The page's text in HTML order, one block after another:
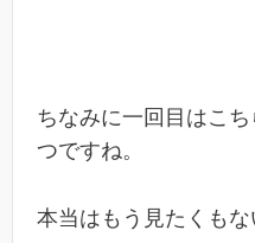
ちなみに一回目はこ
つですね。
本当はもう見たくもな